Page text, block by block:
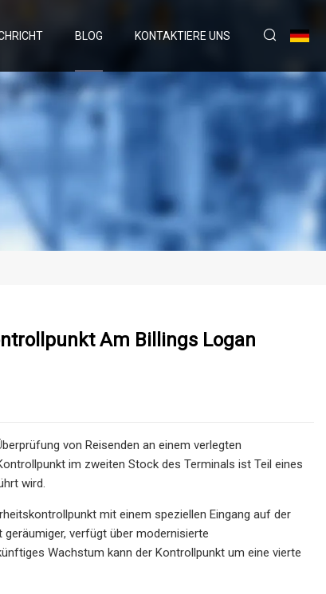
BLOG KONTAKTIERE UNS
Am Billings Logan
von Reisenden an einem verlegten
im zweiten Stock des Terminals ist Teil eines
wird.
mit einem speziellen Eingang auf der
verfügt über modernisierte
Wachstum kann der Kontrollpunkt um eine vierte